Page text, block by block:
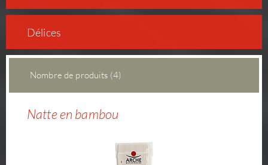
Délices
Nombre de produits (4)
Natte en bambou